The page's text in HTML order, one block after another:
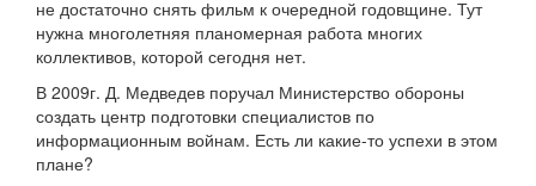
не достаточно снять фильм к очередной годовщине. Тут
нужна многолетняя планомерная работа многих
коллективов, которой сегодня нет.
В 2009г. Д. Медведев поручал Министерство обороны
создать центр подготовки специалистов по
информационным войнам. Есть ли какие-то успехи в этом
плане?